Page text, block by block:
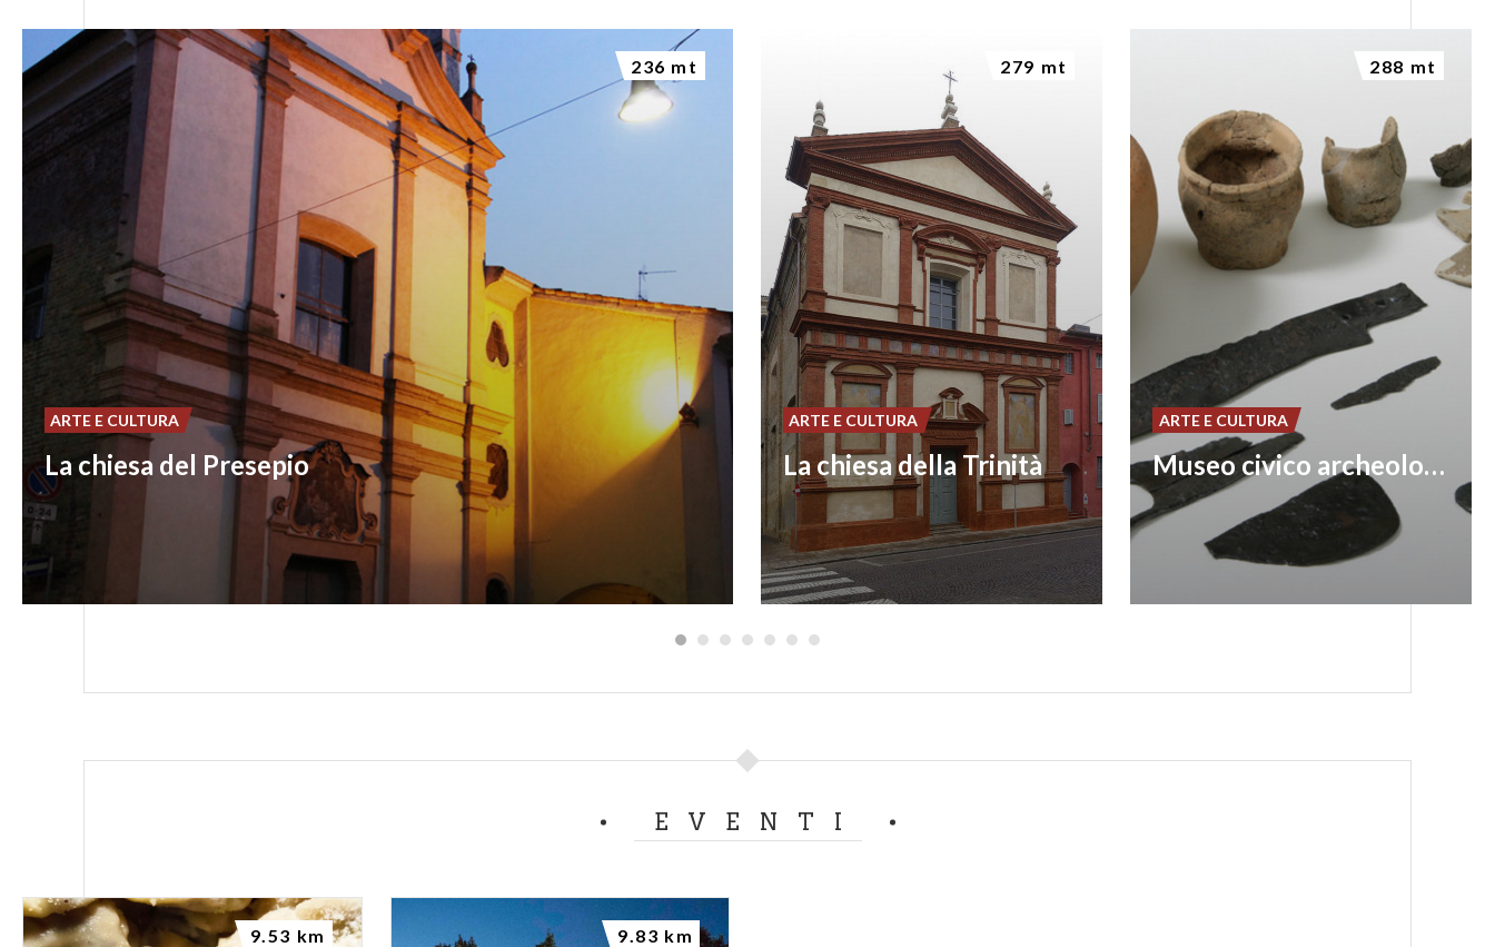
La chiesa del Presepio
ARTE E CULTURA
236 mt
La chiesa della Trinità
ARTE E CULTURA
279 mt
Museo civico archeologico
ARTE E CULTURA
288 mt
EVENTI
9.53 km 9.83 km